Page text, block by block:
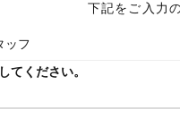
下記をご入力
ッフ
てください。